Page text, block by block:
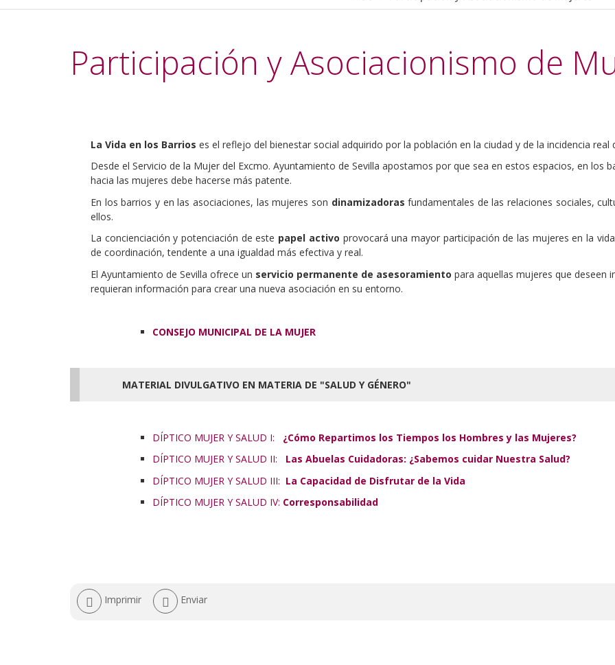
Participación y Asociacionismo de
La Vida en los Barrios es el reflejo del bienestar social adquirido por la población en la ciudad y de la incidencia real
Desde el Servicio de la Mujer del Excmo. Ayuntamiento de Sevilla apostamos por que sea en estos espacios, en los
hacia las mujeres debe hacerse más patente.
En los barrios y en las asociaciones, las mujeres son dinamizadoras fundamentales de las relaciones sociales,
ellos.
La concienciación y potenciación de este papel activo provocará una mayor participación de las mujeres en la
de coordinación, tendente a una igualdad más efectiva y real.
El Ayuntamiento de Sevilla ofrece un servicio permanente de asesoramiento para aquellas mujeres que deseen
requieran información para crear una nueva asociación en su entorno.
CONSEJO MUNICIPAL DE LA MUJER
MATERIAL DIVULGATIVO EN MATERIA DE "SALUD Y GÉNERO"
DÍPTICO MUJER Y SALUD I: ¿Cómo Repartimos los Tiempos los Hombres y las Mujeres?
DÍPTICO MUJER Y SALUD II: Las Abuelas Cuidadoras: ¿Sabemos cuidar Nuestra Salud?
DÍPTICO MUJER Y SALUD III: La Capacidad de Disfrutar de la Vida
DÍPTICO MUJER Y SALUD IV: Corresponsabilidad
Acciones
Imprimir Enviar